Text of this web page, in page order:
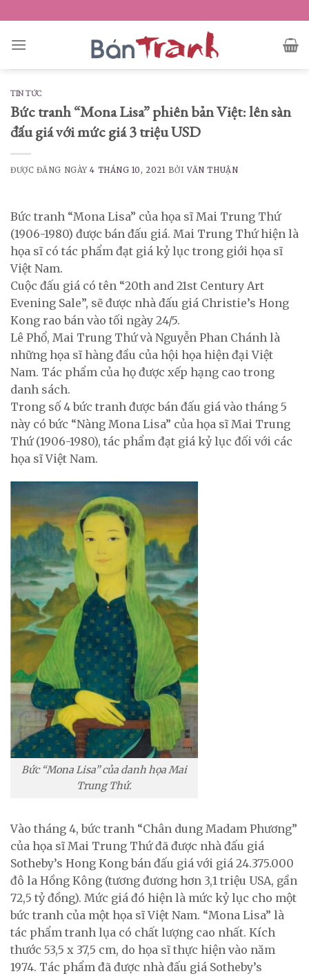
to
content
TIN TỨC
Bức tranh “Mona Lisa” phiên bản Việt: lên sàn
đấu giá với mức giá 3 triệu USD
ĐƯỢC ĐĂNG NGÀY4 THÁNG 10, 2021 BỞIVĂN THUẬN
Bức tranh “Mona Lisa” của họa sĩ Mai Trung Thứ
(1906-1980) được bán đấu giá. Mai Trung Thứ hiện là
họa sĩ có tác phẩm đạt giá kỷ lục trong giới họa sĩ
Việt Nam.
Cuộc đấu giá có tên “20th and 21st Century Art
Evening Sale”, sẽ được nhà đấu giá Christie’s Hong
Kong rao bán vào tối ngày 24/5.
Lê Phổ, Mai Trung Thứ và Nguyễn Phan Chánh là
những họa sĩ hàng đầu của hội họa hiện đại Việt
Nam. Tác phẩm của họ được xếp hạng cao trong
danh sách.
Trong số 4 bức tranh được bán đấu giá vào tháng 5
này có bức “Nàng Mona Lisa” của họa sĩ Mai Trung
Thứ (1906-1980), tác phẩm đạt giá kỷ lục đối với các
họa sĩ Việt Nam.
Bức “Mona Lisa” của danh họa Mai
Trung Thứ.
Vào tháng 4, bức tranh “Chân dung Madam Phương”
của họa sĩ Mai Trung Thứ đã được nhà đấu giá
Sotheby’s Hong Kong bán đấu giá với giá 24.375.000
đô la Hồng Kông (tương đương hơn 3,1 triệu USA, gần
72,5 tỷ đồng). Mức giá đó hiện là mức kỷ lục cho một
bức tranh của một họa sĩ Việt Nam. “Mona Lisa” là
tác phẩm tranh lụa có chất lượng cao nhất. Kích
thước 53,5 x 37,5 cm, do họa sĩ thực hiện vào năm
1974. Tác phẩm đã được nhà đấu giá Sotheby’s